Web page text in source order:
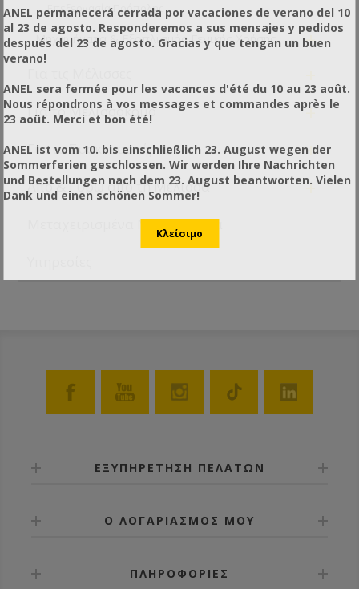
Επεξεργασία Πρόπολης
Μηχανήματα & Εξοπλισμός Γενικής Χρήσης +
Για το Μελισσοκόμο +
Για το Συσκευαστήριο +
Από & Γύρω από τη Μέλισσα +
Μεταχειρισμένα Μηχανήματα
ΕΞΥΠΗΡΕΤΗΣΗ ΠΕΛΑΤΩΝ
Ο ΛΟΓΑΡΙΑΣΜΟΣ ΜΟΥ
ΠΛΗΡΟΦΟΡΙΕΣ
ANEL permanecerá cerrada por vacaciones de verano del 10
al 23 de agosto. Responderemos a sus mensajes y pedidos
después del 23 de agosto. Gracias y que tengan un buen
verano!
ANEL sera fermée pour les vacances d'été du 10 au 23 août.
Nous répondrons à vos messages et commandes après le
23 août. Merci et bon été!
ANEL ist vom 10. bis einschließlich 23. August wegen der
Sommerferien geschlossen. Wir werden Ihre Nachrichten
und Bestellungen nach dem 23. August beantworten. Vielen
Dank und einen schönen Sommer!